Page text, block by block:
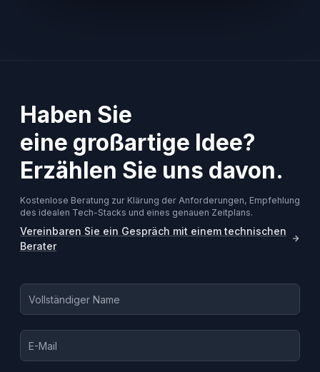
Haben Sie
eine großartige Idee?
Erzählen Sie uns davon.
Kostenlose Beratung zur Klärung der Anforderungen, Empfehlung
des idealen Tech-Stacks und eines genauen Zeitplans.
Vereinbaren Sie ein Gespräch mit einem technischen
Berater